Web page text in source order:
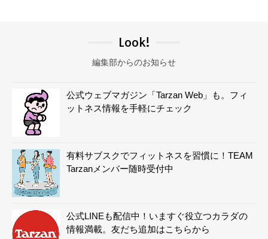
Look!
編集部からのお知らせ
公式ウェブマガジン「Tarzan Web」も。フィ
ットネス情報を手軽にチェック
有料サブスクでフィットネスを習慣に！TEAM
Tarzanメンバー随時受付中
公式LINEも配信中！いますぐ役立つカラダの
情報満載。友だち追加はこちらから